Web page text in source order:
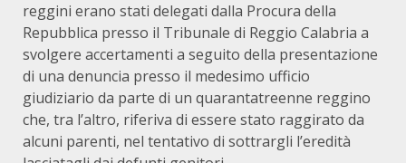
reggini erano stati delegati dalla Procura della
Repubblica presso il Tribunale di Reggio Calabria a
svolgere accertamenti a seguito della presentazione
di una denuncia presso il medesimo ufficio
giudiziario da parte di un quarantatreenne reggino
che, tra l’altro, riferiva di essere stato raggirato da
alcuni parenti, nel tentativo di sottrargli l’eredità